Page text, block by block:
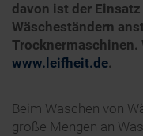
davon ist der
Wäscheständern
www.leifheit.de.
Beim Waschen von
große Mengen an